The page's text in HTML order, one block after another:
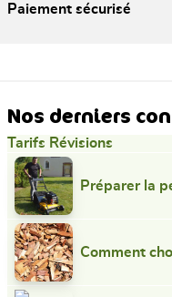
Paiement sécurisé
Nos derniers
Tarifs Révisions
Préparer la
Comment